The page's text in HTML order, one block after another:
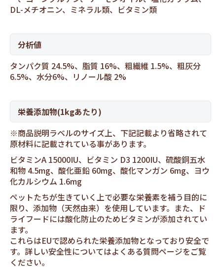
DL-メチオニン、ミネラル類、ビタミン類
分析値
タンパク質 24.5%、脂質 16%、粗繊維 1.5%、粗灰分
6.5%、水分6%、リノール酸 2%
栄養添加物(1kgあたり)
※商品説明ラベルのサイズ上、下記記載より省略されて
原材料に記載されている事があります。
ビタミンA 15000IU、ビタミン D3 1200IU、硫酸銅五水
和物 4.5mg、酸化亜鉛 60mg、酸化マンガン 6mg、ヨウ
化カルシウム 1.6mg
ペットたちが生きていく上で必要な栄養素を補う目的に
限り、添加物（天然由来）を使用しています。また、ド
ライフードには酸化防止のためビタミンが添加されてい
ます。
これらはEUで認められた栄養添加物となっており安全で
す。詳しい安全性についてはよくある質問ページをご覧
ください。